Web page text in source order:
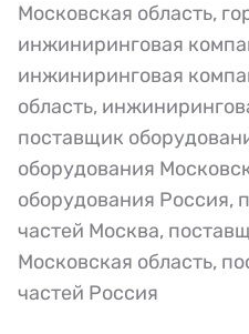
Московская область,
инжиниринговая
инжиниринговая
область,
поставщик
оборудования
оборудования Россия,
частей Москва,
Московская область,
частей Россия